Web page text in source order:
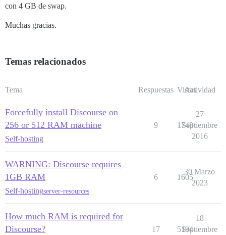
con 4 GB de swap.
Muchas gracias.
Temas relacionados
Tema Respuestas Vistas
Actividad
Forcefully install Discourse on
256 or 512 RAM machine
Self-hosting
9 1748
27
Septiembre
2016
WARNING: Discourse requires
1GB RAM
Self-hostingserver-resources
6 1605
30 Marzo
2023
How much RAM is required for
Discourse?
17 5194
18
Septiembre